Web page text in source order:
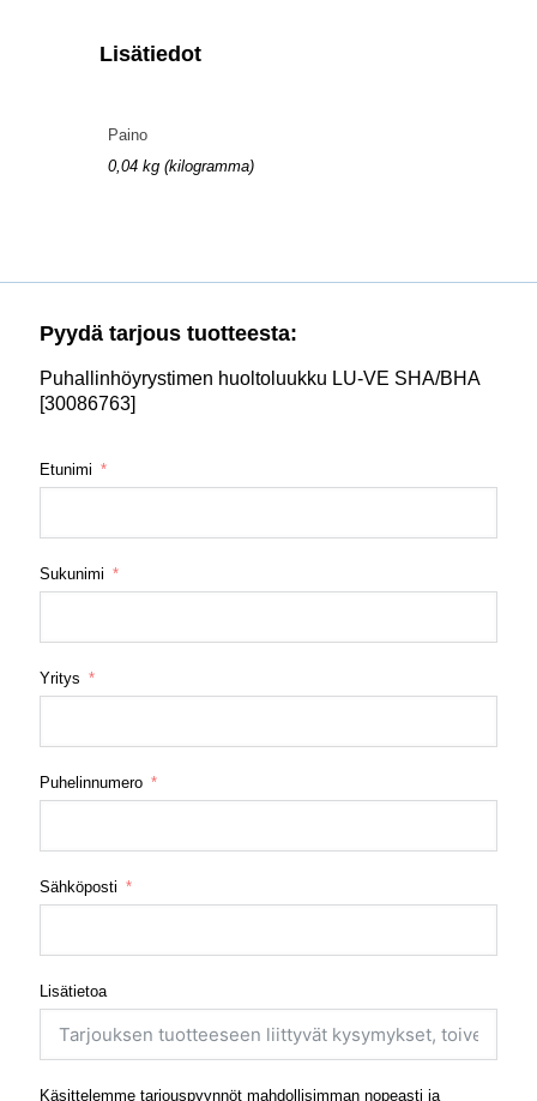
Lisätiedot
Paino
0,04 kg (kilogramma)
Pyydä tarjous tuotteesta:
Puhallinhöyrystimen huoltoluukku LU-VE SHA/BHA
[30086763]
Etunimi
Sukunimi
Yritys
Puhelinnumero
Sähköposti
Lisätietoa
Käsittelemme tarjouspyynnöt mahdollisimman nopeasti ja